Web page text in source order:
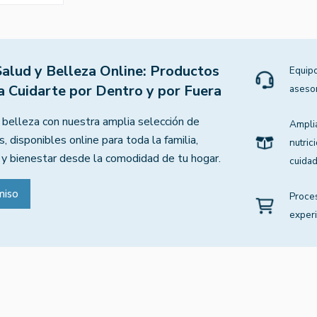
y Belleza Online: Productos
Cuidarte por Dentro y por Fuera
con nuestra amplia selección de
disponibles online para toda la familia,
bienestar desde la comodidad de tu hogar.